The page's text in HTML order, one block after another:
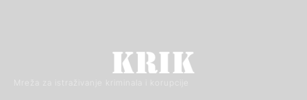
Mreža za istraživanje kriminala i korupcije